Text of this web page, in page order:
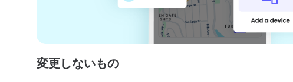
変更しないもの